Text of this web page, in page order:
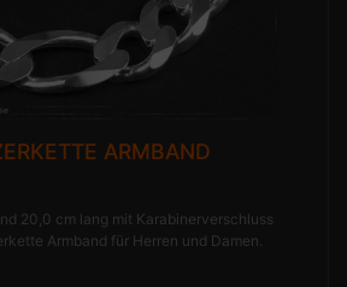
ARMBAND
20,0 cm lang mit Karabinerverschluss
Armband für Herren und Damen.